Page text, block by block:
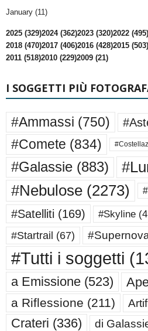
January (11)
2025 (329)2024 (362)2023 (320)2022 (495)
2018 (470)2017 (406)2016 (428)2015 (503)
2011 (518)2010 (229)2009 (21)
I SOGGETTI PIÙ
#Ammassi (750)
#Comete (834)
#Galassie (883)
#Nebulose (2273)
#Satelliti (169) #Skyline
#Startrail (67)
#Tutti i soggetti
a Emissione (523)
a Riflessione (211)
Crateri (336) di